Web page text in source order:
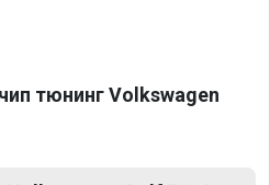
тюнинг Volkswagen